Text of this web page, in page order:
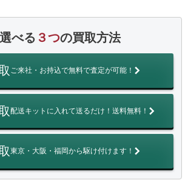
選べる ３つの買取方法
ご来社・お持込で無料で査定が可能！
配送キットに入れて送るだけ！送料無料！
東京・大阪・福岡から駆け付けます！